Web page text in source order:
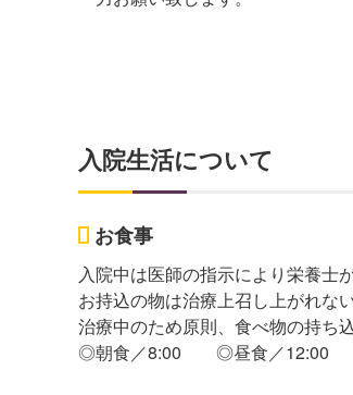
入院生活について
お食事
入院中は医師の指示により栄養士
お持込の物は治療上召し上がれな
治療中のため原則、食べ物の持ち
◎朝食／8:00 ◎昼食／12:00